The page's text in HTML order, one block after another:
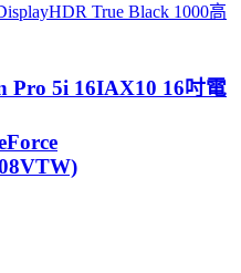
True Black 1000高
Pro 5i 16IAX10 16吋電